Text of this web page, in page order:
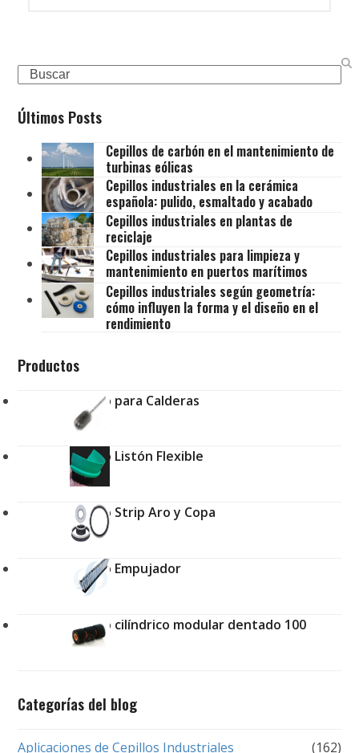
Search
Últimos Posts
Cepillos de carbón en el mantenimiento de
turbinas eólicas
Cepillos industriales en la cerámica
española: pulido, esmaltado y acabado
Cepillos industriales en plantas de
reciclaje
Cepillos industriales para limpieza y
mantenimiento en puertos marítimos
Cepillos industriales según geometría:
cómo influyen la forma y el diseño en el
rendimiento
Productos
Cepillo para Calderas
Cepillo Listón Flexible
Cepillo Strip Aro y Copa
Cepillo Empujador
Cepillo cilíndrico modular dentado 100
Categorías del blog
Aplicaciones de Cepillos Industriales (162)